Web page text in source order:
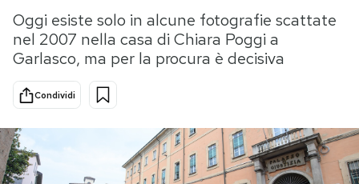
Scienza
Sport
Media
Europa
PODCAST
Oggi esiste solo in alcune fotografie scattate
nel 2007 nella casa di Chiara Poggi a
Garlasco, ma per la procura è decisiva
Condividi